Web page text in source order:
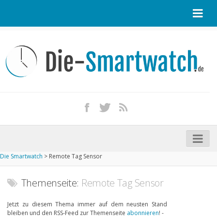
Kontakt / Tipp geben
Impressum
iPhone kaufen
Startseite
Aktuelle Smartwatches im Test
Die Smartwatch > Remote Tag Sensor
Themenseite: Remote Tag Sensor
Jetzt zu diesem Thema immer auf dem neusten Stand
bleiben und den RSS-Feed zur Themenseite abonnieren! -